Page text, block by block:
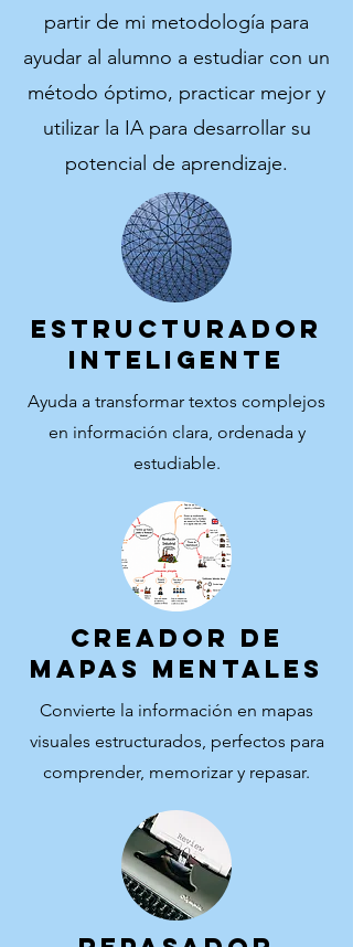
partir de mi metodología para
ayudar al alumno a estudiar con un
método óptimo, practicar mejor y
utilizar la IA para desarrollar su
potencial de aprendizaje.
ESTRUCTURADOR
INTELIGENTE
Ayuda a transformar textos complejos
en información clara, ordenada y
estudiable.
CREADOR DE
MAPAS MENTALES
Convierte la información en mapas
visuales estructurados, perfectos para
comprender, memorizar y repasar.